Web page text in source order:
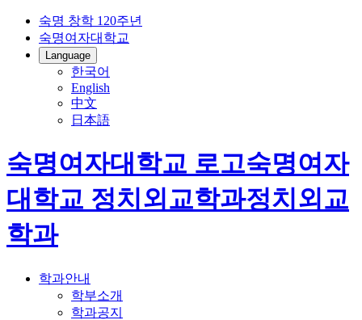
숙명 창학 120주년
숙명여자대학교
Language
한국어
English
中文
日本語
숙명여자대학교 로고숙명여자
대학교 정치외교학과정치외교
학과
학과안내
학부소개
학과공지